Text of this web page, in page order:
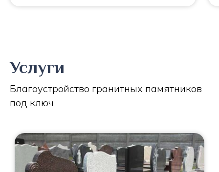
Услуги
Благоустройство гранитных памятников
под ключ